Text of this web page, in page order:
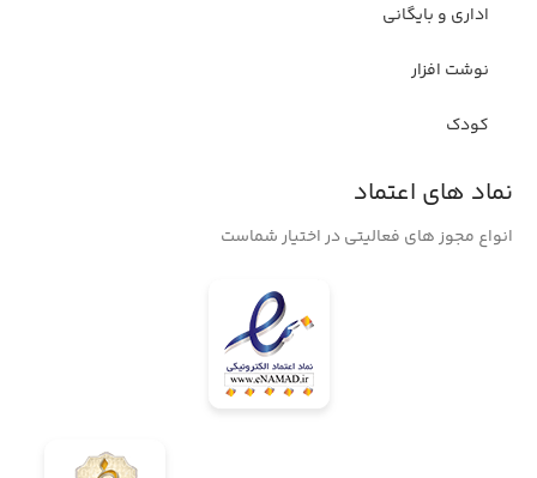
اداری و بایگانی
نوشت افزار
کودک
نماد های اعتماد
انواع مجوز های فعالیتی در اختیار شماست